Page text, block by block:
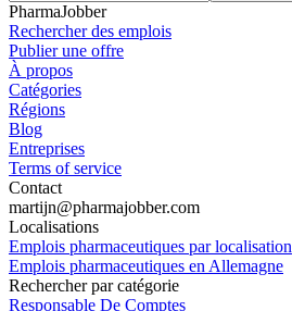
PharmaJobber
Rechercher des emplois
Publier une offre
À propos
Catégories
Régions
Blog
Entreprises
Terms of service
Contact
martijn@pharmajobber.com
Localisations
Emplois pharmaceutiques par localisation
Emplois pharmaceutiques en Allemagne
Rechercher par catégorie
Responsable De Comptes